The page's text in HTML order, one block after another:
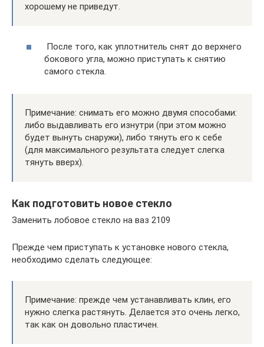
хорошему не приведут.
​ После того, как уплотнитель снят до верхнего
бокового угла, можно приступать к снятию
самого стекла.
Примечание: снимать его можно двумя способами:
либо выдавливать его изнутри (при этом можно
будет вынуть снаружи), либо тянуть его к себе
(для максимального результата следует слегка
тянуть вверх).
Как подготовить новое стекло
Заменить лобовое стекло на ваз 2109
Прежде чем приступать к установке нового стекла,
необходимо сделать следующее:
Примечание: прежде чем устанавливать клин, его
нужно слегка растянуть. Делается это очень легко,
так как он довольно пластичен.